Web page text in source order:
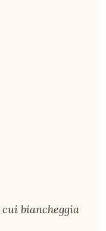
cui biancheggia